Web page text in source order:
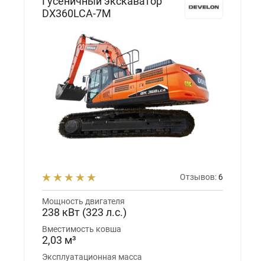
DX360LCA-7M
Отзывов: 6
Мощность двигателя
238 кВт (323 л.с.)
Вместимость ковша
2,03 м³
Эксплуатационная масса